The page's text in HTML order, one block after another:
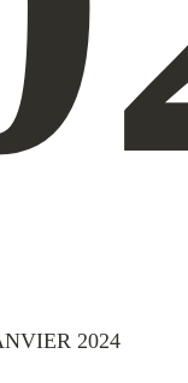
2024